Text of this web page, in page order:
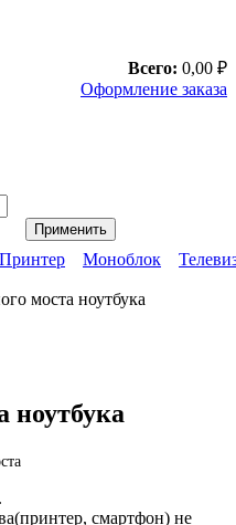
Всего: 0,00 ₽
Оформление заказа
Принтер Моноблок
моста ноутбука
ноутбука
смартфон) не